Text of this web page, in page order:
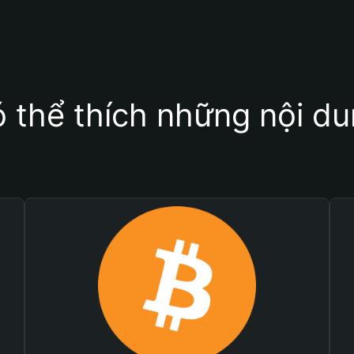
thể thích những nội